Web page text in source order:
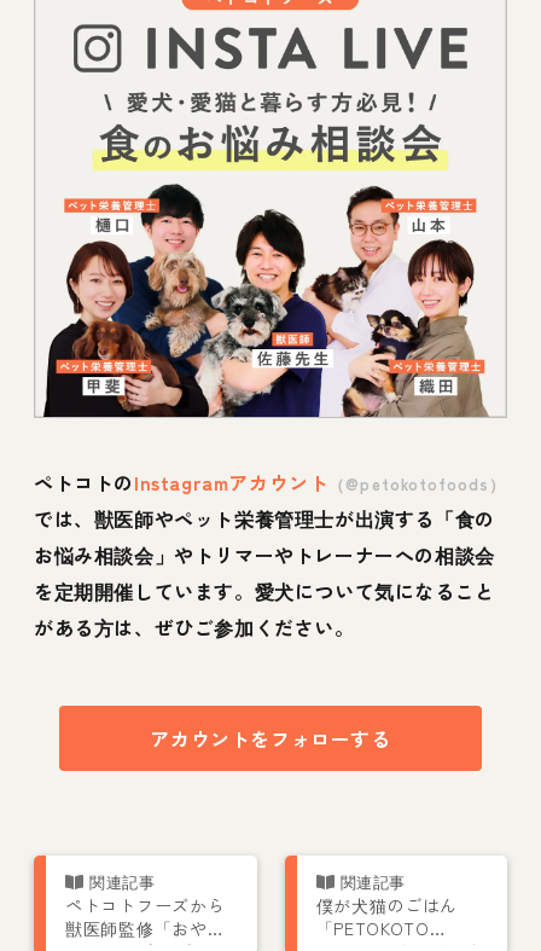
ペトコトのInstagramアカウント （@petokotofoods）
では、獣医師やペット栄養管理士が出演する「食の
お悩み相談会」やトリマーやトレーナーへの相談会
を定期開催しています。愛犬について気になること
がある方は、ぜひご参加ください。
アカウントをフォローする
ペトコトフーズから
獣医師監修「おや
僕が犬猫のごはん
「PETOKOTO